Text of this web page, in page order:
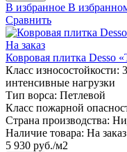
В избранное В
Сравнить
На заказ
Ковровая плитка Desso
Класс износостойкости:
интенсивные нагрузки
Тип ворса: Петлевой
Класс пожарной
Страна производства:
Наличие товара: На заказ
5 930 руб./м2